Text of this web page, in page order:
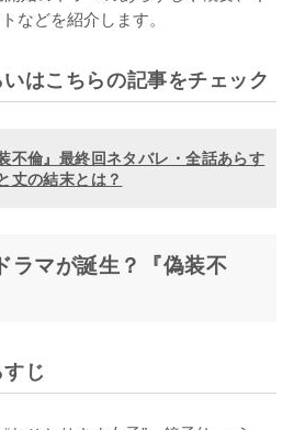
などを紹介します。
はこちらの記事をチェック
不倫』最終回ネタバレ・全話あらす
丈の結末とは？
ラマが誕生？『偽装不
じ